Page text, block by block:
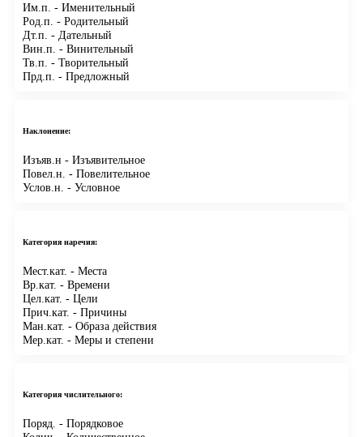
Им.п. - Именительный
Род.п. - Родительный
Дт.п. - Дательный
Вин.п. - Винительный
Тв.п. - Творительный
Прд.п. - Предложный
Наклонение:
Изъяв.н - Изъявительное
Повел.н. - Повелительное
Услов.н. - Условное
Категория наречия:
Мест.кат. - Места
Вр.кат. - Времени
Цел.кат. - Цели
Прич.кат. - Причины
Ман.кат. - Образа действия
Мер.кат. - Меры и степени
Категория числительного:
Поряд. - Порядковое